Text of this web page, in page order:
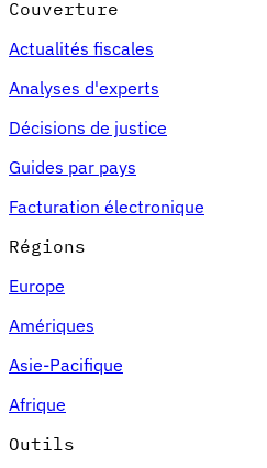
Couverture
Actualités fiscales
Analyses d'experts
Décisions de justice
Guides par pays
Facturation électronique
Régions
Europe
Amériques
Asie-Pacifique
Afrique
Outils